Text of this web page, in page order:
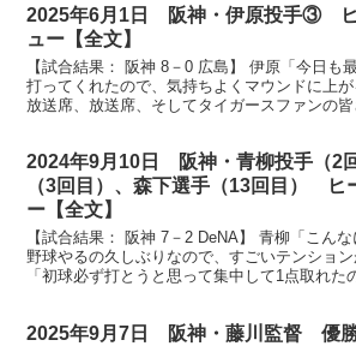
2025年6月1日 阪神・伊原投手③ ヒ
ュー【全文】
【試合結果： 阪神 8－0 広島】 伊原「今日も
打ってくれたので、気持ちよくマウンドに上が
放送席、放送席、そしてタイガースファンの皆
2024年9月10日 阪神・青柳投手（2
（3回目）、森下選手（13回目） ヒ
ー【全文】
【試合結果： 阪神 7－2 DeNA】 青柳「こん
野球やるの久しぶりなので、すごいテンショ
「初球必ず打とうと思って集中して1点取れた
2025年9月7日 阪神・藤川監督 優